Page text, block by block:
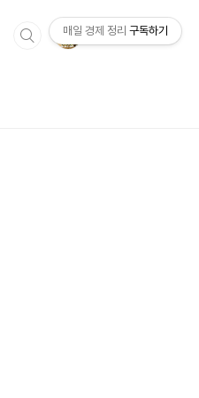
매일 경제 정리 구독하기